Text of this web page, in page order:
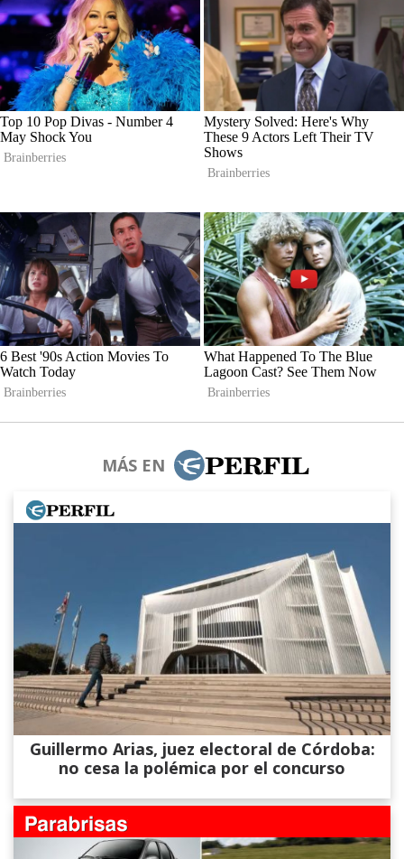
MÁS EN
Guillermo Arias, juez electoral de Córdoba:
no cesa la polémica por el concurso